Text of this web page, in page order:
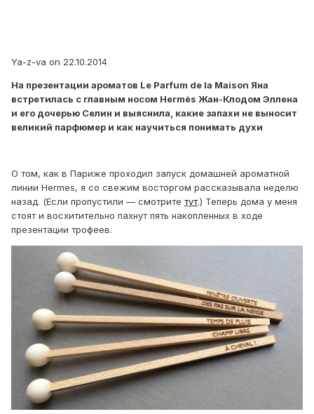
Ya-z-va on 22.10.2014
На презентации ароматов Le Parfum de la Maison Яна
встретилась с главным носом Hermès Жан-Клодом Эллена
и его дочерью Селин и выяснила, какие запахи не выносит
великий парфюмер и как научиться понимать духи
О том, как в Париже проходил запуск домашней ароматной
линии Hermes, я со свежим восторгом рассказывала неделю
назад. (Если пропустили — смотрите тут.) Теперь дома у меня
стоят и восхитительно пахнут пять накопленных в ходе
презентации трофеев.